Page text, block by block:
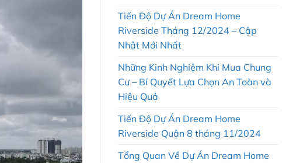
Tiến Độ Dự Án Dream Home
Riverside Tháng 12/2024 – Cập
Nhật Mới Nhất
Những Kinh Nghiệm Khi Mua Chung
Cư – Bí Quyết Lựa Chọn An Toàn và
Hiệu Quả
Tiến Độ Dự Án Dream Home
Riverside Quận 8 tháng 11/2024
Tổng Quan Về Dự Án Dream Home